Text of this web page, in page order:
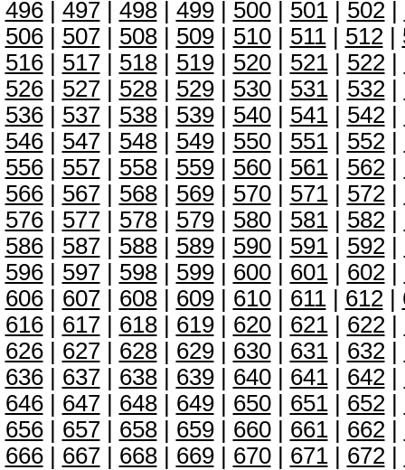
496| 497| 498| 499| 500| 501| 502|
506| 507| 508| 509| 510| 511| 512|
516| 517| 518| 519| 520| 521| 522|
526| 527| 528| 529| 530| 531| 532|
536| 537| 538| 539| 540| 541| 542|
546| 547| 548| 549| 550| 551| 552|
556| 557| 558| 559| 560| 561| 562|
566| 567| 568| 569| 570| 571| 572|
576| 577| 578| 579| 580| 581| 582|
586| 587| 588| 589| 590| 591| 592|
596| 597| 598| 599| 600| 601| 602|
606| 607| 608| 609| 610| 611| 612|
616| 617| 618| 619| 620| 621| 622|
626| 627| 628| 629| 630| 631| 632|
636| 637| 638| 639| 640| 641| 642|
646| 647| 648| 649| 650| 651| 652|
656| 657| 658| 659| 660| 661| 662|
666| 667| 668| 669| 670| 671| 672|